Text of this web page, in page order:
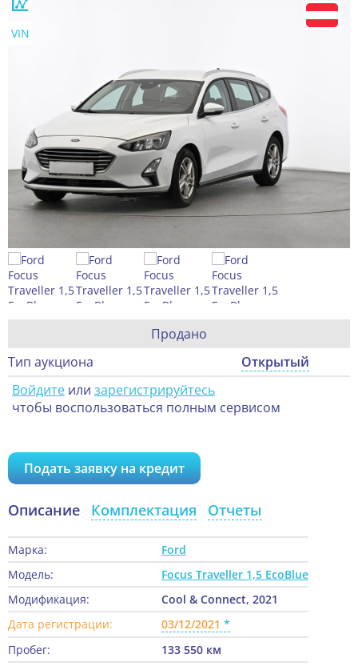
VIN
Продано
Тип аукциона
Открытый
Войдите или зарегистрируйтесь
чтобы воспользоваться полным сервисом
Подать заявку на кредит
Описание Комплектация Отчеты
Марка:
Ford
Модель:
Focus Traveller 1,5 EcoBlue
Модификация:
Cool & Connect, 2021
Дата регистрации:
03/12/2021
Пробег:
133 550 км